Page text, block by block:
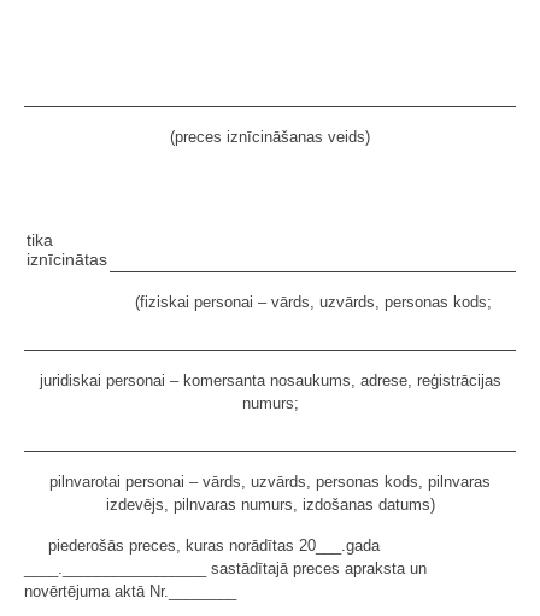
(preces iznīcināšanas veids)
tika
iznīcinātas
(fiziskai personai – vārds, uzvārds, personas kods;
juridiskai personai – komersanta nosaukums, adrese, reģistrācijas
numurs;
pilnvarotai personai – vārds, uzvārds, personas kods, pilnvaras
izdevējs, pilnvaras numurs, izdošanas datums)
piederošās preces, kuras norādītas 20___.gada
____._________________ sastādītajā preces apraksta un
novērtējuma aktā Nr.________